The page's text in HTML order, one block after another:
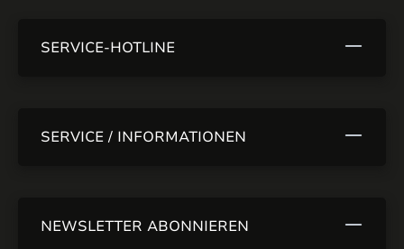
SERVICE-HOTLINE
SERVICE / INFORMATIONEN
NEWSLETTER ABONNIEREN